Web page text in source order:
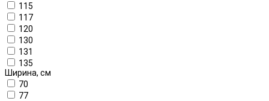
115
117
120
130
131
135
Ширина, см
70
77